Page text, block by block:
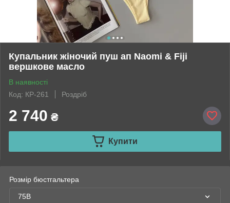
Купальник жіночий пуш ап Naomi & Fiji
вершкове масло
В наявності
Код: КР-261
Роздріб
2 740 ₴
Купити
Розмір бюстгальтера
75B